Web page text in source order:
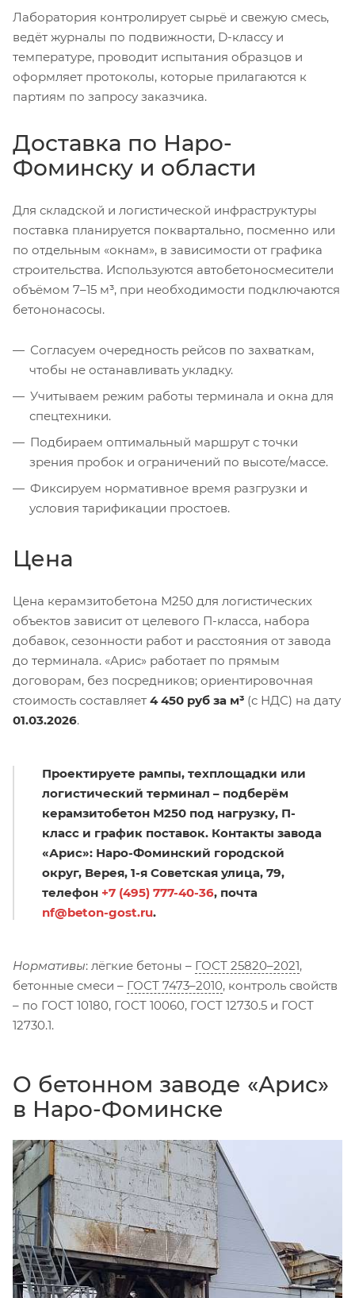
Лаборатория контролирует сырьё и свежую смесь,
ведёт журналы по подвижности, D-классу и
температуре, проводит испытания образцов и
оформляет протоколы, которые прилагаются к
партиям по запросу заказчика.
Доставка по Наро-
Фоминску и области
Для складской и логистической инфраструктуры
поставка планируется поквартально, посменно или
по отдельным «окнам», в зависимости от графика
строительства. Используются автобетоносмесители
объёмом 7–15 м³, при необходимости подключаются
бетононасосы.
Согласуем очередность рейсов по захваткам,
чтобы не останавливать укладку.
Учитываем режим работы терминала и окна для
спецтехники.
Подбираем оптимальный маршрут с точки
зрения пробок и ограничений по высоте/массе.
Фиксируем нормативное время разгрузки и
условия тарификации простоев.
Цена
Цена керамзитобетона М250 для логистических
объектов зависит от целевого П-класса, набора
добавок, сезонности работ и расстояния от завода
до терминала. «Арис» работает по прямым
договорам, без посредников; ориентировочная
стоимость составляет 4 450 руб за м³ (с НДС) на дату
01.03.2026.
Проектируете рампы, техплощадки или
логистический терминал – подберём
керамзитобетон М250 под нагрузку, П-
класс и график поставок. Контакты завода
«Арис»: Наро-Фоминский городской
округ, Верея, 1-я Советская улица, 79,
телефон +7 (495) 777-40-36, почта
nf@beton-gost.ru.
Нормативы: лёгкие бетоны – ГОСТ 25820–2021,
бетонные смеси – ГОСТ 7473–2010, контроль свойств
– по ГОСТ 10180, ГОСТ 10060, ГОСТ 12730.5 и ГОСТ
12730.1.
О бетонном заводе «Арис»
в Наро-Фоминске